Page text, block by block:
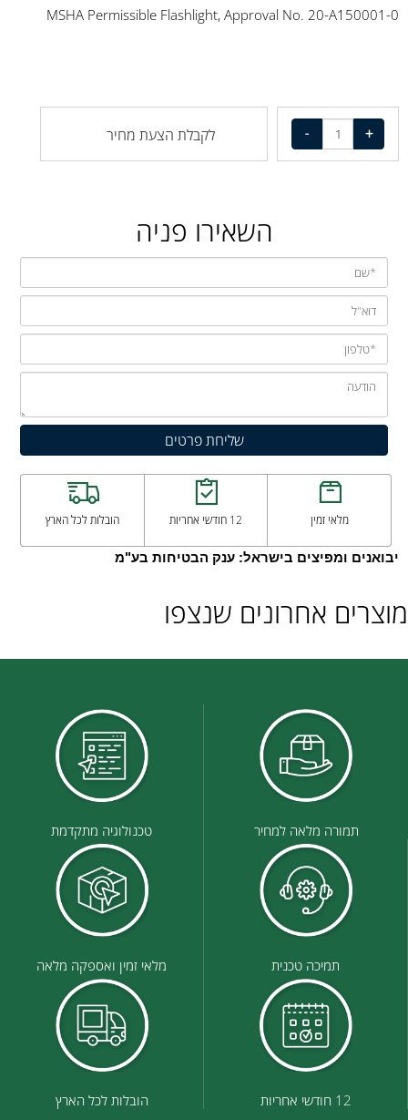
MSHA Permissible Flashlight, Approval No. 20-A150001-0
לקבלת הצעת מחיר
השאירו פניה
מלאי זמין 12 חודשי אחריות הובלות לכל הארץ
יבואנים ומפיצים בישראל: ענק הבטיחות בע"מ
מוצרים אחרונים שנצפו
תמורה מלאה למחיר טכנולוגיה מתקדמת
תמיכה טכנית מלאי זמין ואספקה מלאה
12 חודשי אחריות הובלות לכל הארץ